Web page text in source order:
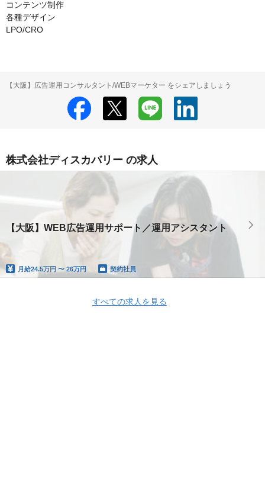
コンテンツ制作
各種デザイン
LPO/CRO
【大阪】広告運用コンサルタント/WEBマーケター をシェアしましょう
株式会社ディスカバリー の求人
【大阪】WEB広告運用サポート／運用アシスタント
月給24.5万円 〜 26万円 契約社員
すべての求人を見る